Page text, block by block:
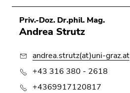
Priv.-Doz. Dr.phil. Mag.
Andrea Strutz
andrea.strutz(at)uni-graz.at
+43 316 380 - 2618
+4369917120817